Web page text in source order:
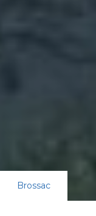
Brossac